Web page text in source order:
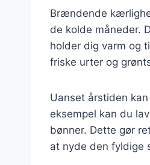
Brændende
de kolde måneder.
holder dig varm og
friske urter og
Uanset årstiden
eksempel kan du
bønner. Dette gør
at nyde den fyldige